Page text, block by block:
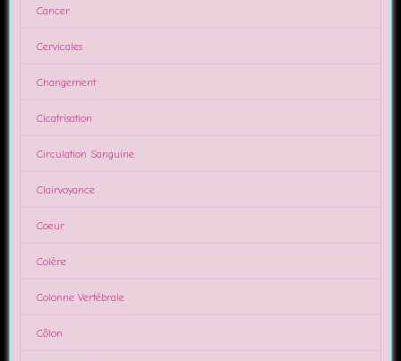
Cancer
Cervicales
Changement
Cicatrisation
Circulation Sanguine
Clairvoyance
Coeur
Colère
Colonne Vertébrale
Côlon